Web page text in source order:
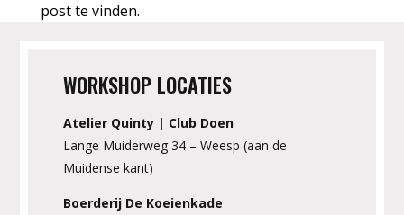
post te vinden.
WORKSHOP LOCATIES
Atelier Quinty | Club Doen
Lange Muiderweg 34 – Weesp (aan de
Muidense kant)
Boerderij De Koeienkade